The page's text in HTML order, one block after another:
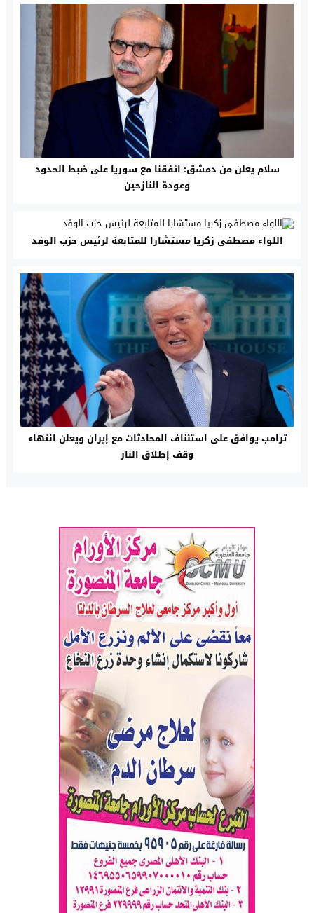
سلام يعلن من دمشق: اتفقنا مع سوريا على ضبط الحدود
وعودة النازحين
اللواء مصطفى زكريا مستشارا للمتابعة لرئيس حزب الوفد
ترامب يوافق على استئناف المحادثات مع إيران ويعلن انتهاء
وقف إطلاق النار